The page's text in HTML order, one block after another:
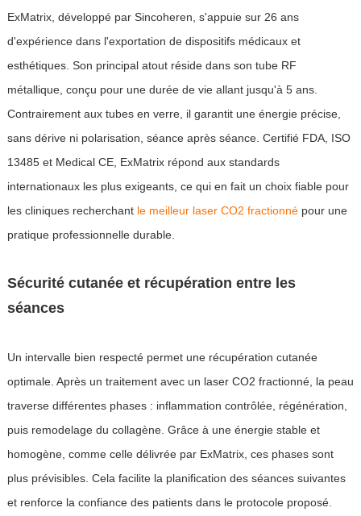
ExMatrix, développé par Sincoheren, s'appuie sur 26 ans
d'expérience dans l'exportation de dispositifs médicaux et
esthétiques. Son principal atout réside dans son tube RF
métallique, conçu pour une durée de vie allant jusqu'à 5 ans.
Contrairement aux tubes en verre, il garantit une énergie précise,
sans dérive ni polarisation, séance après séance. Certifié FDA, ISO
13485 et Medical CE, ExMatrix répond aux standards
internationaux les plus exigeants, ce qui en fait un choix fiable pour
les cliniques recherchant le meilleur laser CO2 fractionnépour une
pratique professionnelle durable.
Sécurité cutanée et récupération entre les
séances
Un intervalle bien respecté permet une récupération cutanée
optimale. Après un traitement avec un laser CO2 fractionné, la peau
traverse différentes phases : inflammation contrôlée, régénération,
puis remodelage du collagène. Grâce à une énergie stable et
homogène, comme celle délivrée par ExMatrix, ces phases sont
plus prévisibles. Cela facilite la planification des séances suivantes
et renforce la confiance des patients dans le protocole proposé.